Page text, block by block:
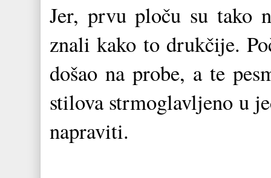
Jer, prvu ploču su tako
znali kako to drukčije.
došao na probe, a te
stilova strmoglavljeno u
napraviti.